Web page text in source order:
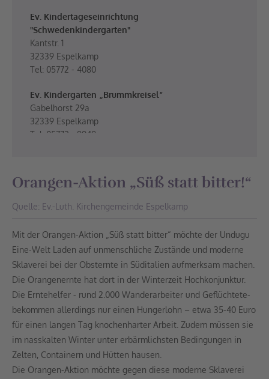
Ev. Kindertageseinrichtung
"Schwedenkindergarten"
Kantstr. 1
32339 Espelkamp
Tel: 05772 - 4080
Ev. Kindergarten „Brummkreisel“
Gabelhorst 29a
32339 Espelkamp
Tel: 05772 - 8948
32339 Espelkamp
Isenstedter Str. 100
32339 Espelkamp
Tel: 05772/4415
Thomaskirche
Orangen-Aktion „Süß statt bitter!“
Quelle: Ev.-Luth. Kirchengemeinde Espelkamp
Mit der Orangen-Aktion „Süß statt bitter“ möchte der Undugu
Eine-Welt Laden auf unmenschliche Zustände und moderne
Sklaverei bei der Obsternte in Süditalien aufmerksam machen.
Die Orangenernte hat dort in der Winterzeit Hochkonjunktur.
Die Erntehelfer - rund 2.000 Wanderarbeiter und Geflüchtete-
bekommen allerdings nur einen Hungerlohn – etwa 35-40 Euro
für einen langen Tag knochenharter Arbeit. Zudem müssen sie
im nasskalten Winter unter erbärmlichsten Bedingungen in
Zelten, Containern und Hütten hausen.
Die Orangen-Aktion möchte gegen diese moderne Sklaverei